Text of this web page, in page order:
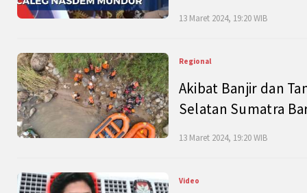
13 Maret 2024, 19:20 WIB
Regional
Akibat Banjir dan
Selatan Sumatra
13 Maret 2024, 19:20 WIB
Video